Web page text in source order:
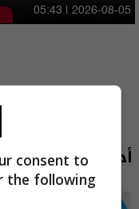
05:43 | 2026-08-05
أحدث الحلقات
consent to
the following